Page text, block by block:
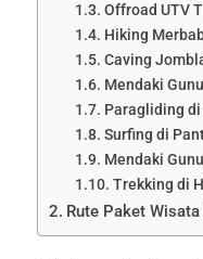
Offroad UTV
Hiking
Caving
Mendaki
Paragliding di
Surfing di
Mendaki
Trekking di
Rute Paket